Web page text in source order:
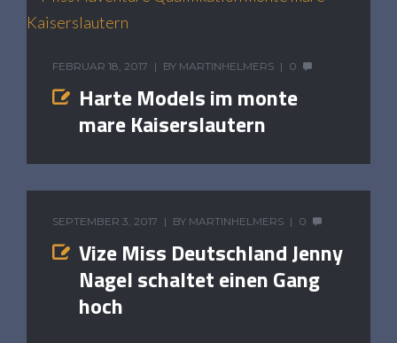
FEBRUAR 18, 2017 BY MARTINHELMERS 0
Harte Models im monte
mare Kaiserslautern
SEPTEMBER 3, 2017 BY MARTINHELMERS 0
Vize Miss Deutschland Jenny
Nagel schaltet einen Gang
hoch